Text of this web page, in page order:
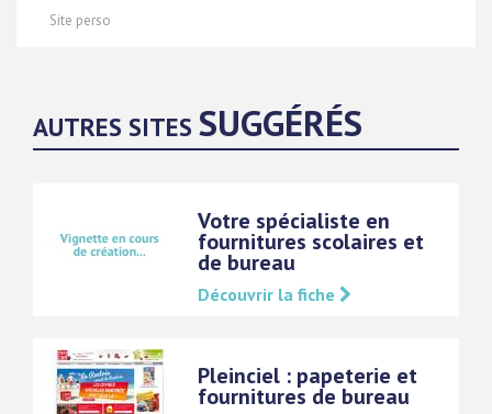
Site perso
AUTRES SITES SUGGÉRÉS
Votre spécialiste en
fournitures scolaires et
de bureau
Découvrir la fiche
Pleinciel : papeterie et
fournitures de bureau